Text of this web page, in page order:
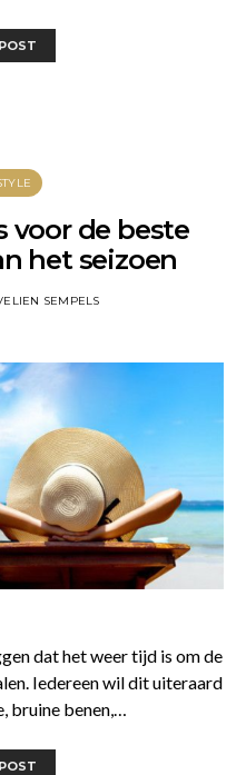
voor de beste
het seizoen
SEMPELS
dat het weer tijd is om de
Iedereen wil dit uiteraard
bruine benen,…